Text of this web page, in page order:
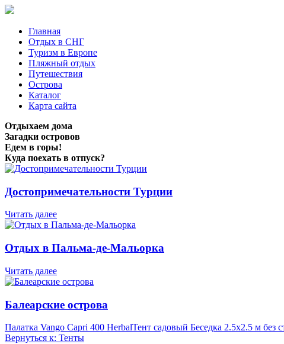
Главная
Отдых в СНГ
Туризм в Европе
Пляжный отдых
Путешествия
Острова
Каталог
Карта сайта
Отдыхаем дома
Загадки островов
Едем в горы!
Куда поехать в отпуск?
Достопримечательности Турции
Читать далее
Отдых в Пальма-де-Мальорка
Читать далее
Балеарские острова
Палатка Vango Capri 400 HerbalТент садовый Беседка 2.5х2.5 м без
Вернуться к: Тенты